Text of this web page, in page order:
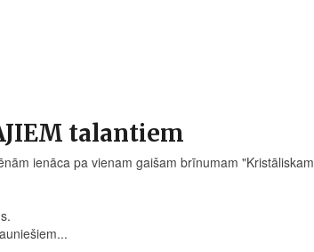
talantiem
ienāca pa vienam gaišam brīnumam "Kristāliskam